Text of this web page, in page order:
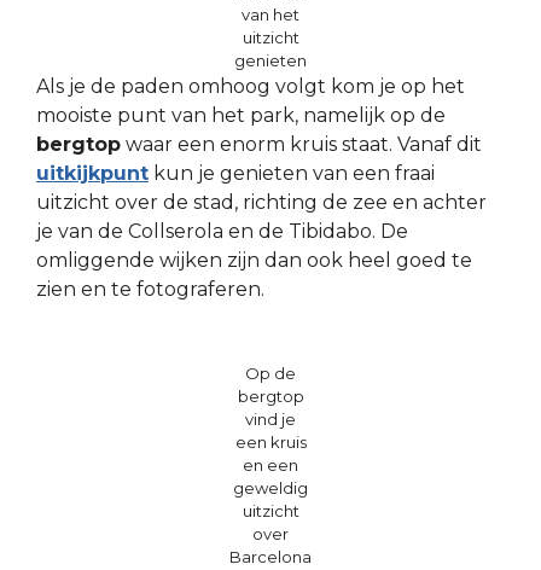
van het
uitzicht
genieten
Als je de paden omhoog volgt kom je op het
mooiste punt van het park, namelijk op de
bergtop waar een enorm kruis staat. Vanaf dit
uitkijkpunt kun je genieten van een fraai
uitzicht over de stad, richting de zee en achter
je van de Collserola en de Tibidabo. De
omliggende wijken zijn dan ook heel goed te
zien en te fotograferen.
Op de
bergtop
vind je
een kruis
en een
geweldig
uitzicht
over
Barcelona